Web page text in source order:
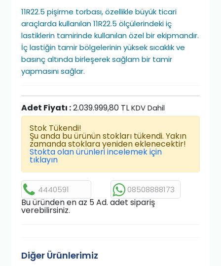
11R22.5 pişirme torbası, özellikle büyük ticari
araçlarda kullanılan 11R22.5 ölçülerindeki iç
lastiklerin tamirinde kullanılan özel bir ekipmandır.
İç lastiğin tamir bölgelerinin yüksek sıcaklık ve
basınç altında birleşerek sağlam bir tamir
yapmasını sağlar.
Adet Fiyatı :2.039.999,80 TLKDV Dahil
Stok Tükendi!
Şu anda bu ürünün stokları tükendi. Yakın
zamanda stoklara yeniden eklenecektir!
Stokta olan ürünleri incelemek için
tıklayın
4440591 08508888173
Bu üründen en az 5 Ad. adet sipariş
verebilirsiniz.
Diğer Ürünlerimiz